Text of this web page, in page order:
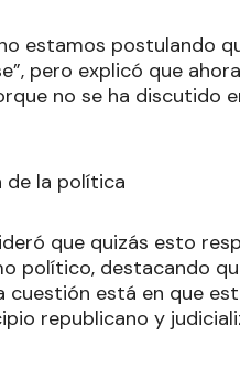
estamos postulando
pero explicó que
no se ha discutido
de la política
que quizás esto
político, destacando
cuestión está en que
republicano y